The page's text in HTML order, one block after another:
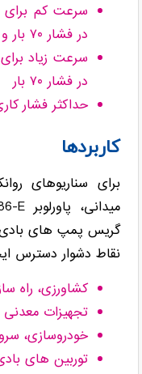
در فشار ۷۰ بار و دستیابی به فشارهای بالاتر
در فشار ۷۰ بار
حداکثر فشار کاری ۵۵۰ بار و پیک فشار تا
کاربردها
برای سناریوهای
گریس پمپ های
نقاط دشوار دسترس
کشاورزی، راه
تجهیزات
خودروسازی،
توربین های